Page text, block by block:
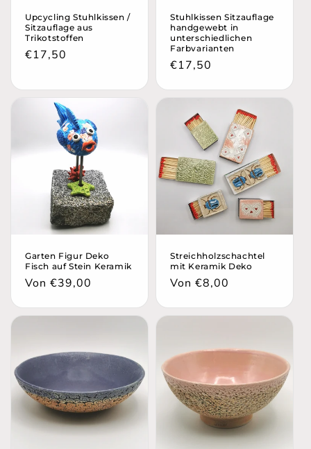
Upcycling Stuhlkissen /
Sitzauflage aus
Trikotstoffen
Normaler
€17,50
Stuhlkissen Sitzauflage
handgewebt in
unterschiedlichen
Farbvarianten
Normaler
€17,50
Garten Figur Deko
Fisch auf Stein Keramik
Normaler
Von €39,00
Streichholzschachtel
mit Keramik Deko
Normaler
Von €8,00